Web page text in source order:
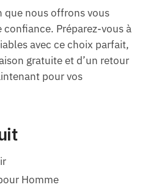
que nous offrons vous
confiance. Préparez-vous à
avec ce choix parfait,
gratuite et d’un retour
pour vos
Homme